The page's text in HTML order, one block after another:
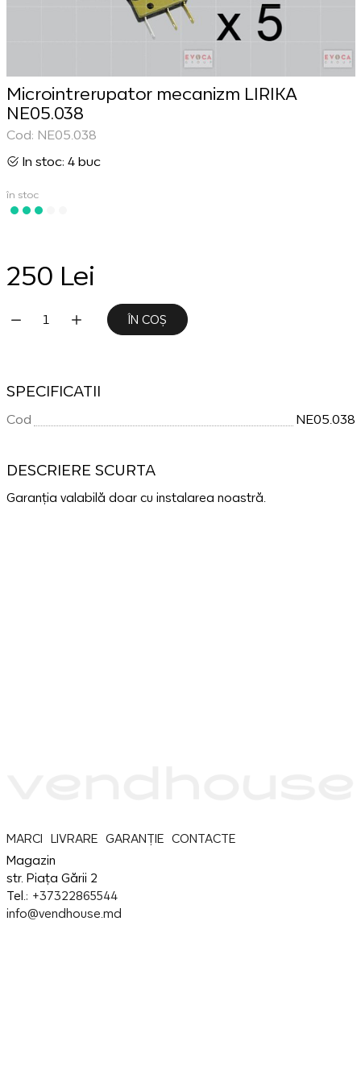
Microintrerupator mecanizm LIRIKA
NE05.038
Cod: NE05.038
In stoc: 4 buc
în stoc
250 Lei
ÎN COȘ
SPECIFICATII
Cod NE05.038
DESCRIERE SCURTA
Garanția valabilă doar cu instalarea noastră.
MARCI LIVRARE GARANȚIE
CONTACTE
Magazin
str. Piața Gării 2
Tel.: +37322865544
info@vendhouse.md